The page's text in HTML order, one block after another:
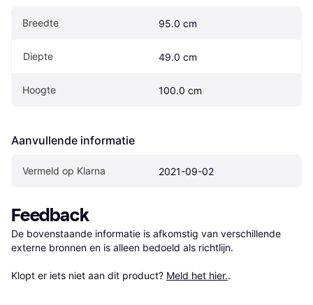
Breedte 95.0 cm
Diepte 49.0 cm
Hoogte 100.0 cm
Aanvullende informatie
Vermeld op Klarna 2021-09-02
Feedback
De bovenstaande informatie is afkomstig van verschillende
externe bronnen en is alleen bedoeld als richtlijn.
Klopt er iets niet aan dit product? Meld het hier..